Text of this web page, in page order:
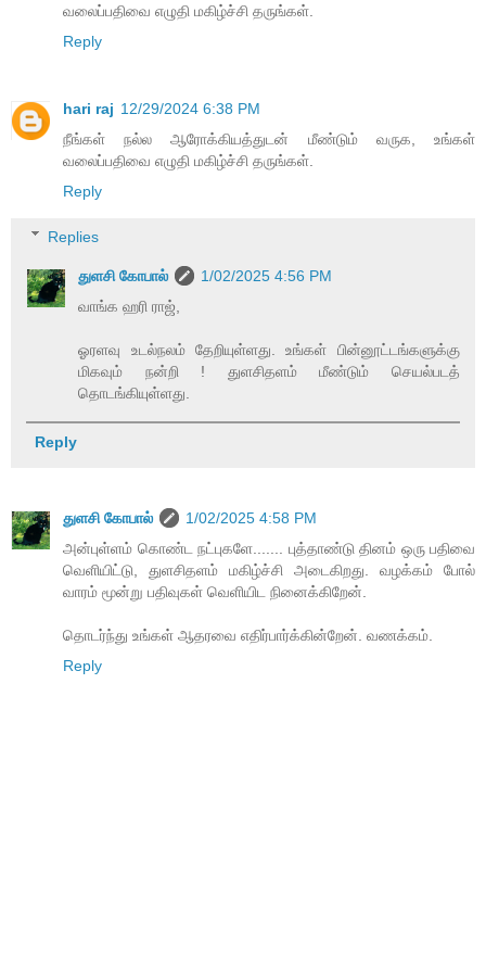
வலைப்பதிவை எழுதி மகிழ்ச்சி தருங்கள்.
Reply
hari raj 12/29/2024 6:38 PM
நீங்கள் நல்ல ஆரோக்கியத்துடன் மீண்டும் வருக, உங்கள்
வலைப்பதிவை எழுதி மகிழ்ச்சி தருங்கள்.
Reply
Replies
துளசி கோபால்
1/02/2025 4:56 PM
வாங்க ஹரி ராஜ்,
ஓரளவு உடல்நலம் தேறியுள்ளது. உங்கள் பின்னூட்டங்களுக்கு
மிகவும் நன்றி ! துளசிதளம் மீண்டும் செயல்படத்
தொடங்கியுள்ளது.
Reply
துளசி கோபால்
1/02/2025 4:58 PM
அன்புள்ளம் கொண்ட நட்புகளே....... புத்தாண்டு தினம் ஒரு பதிவை
வெளியிட்டு, துளசிதளம் மகிழ்ச்சி அடைகிறது. வழக்கம் போல்
வாரம் மூன்று பதிவுகள் வெளியிட நினைக்கிறேன்.
தொடர்ந்து உங்கள் ஆதரவை எதிர்பார்க்கின்றேன். வணக்கம்.
Reply